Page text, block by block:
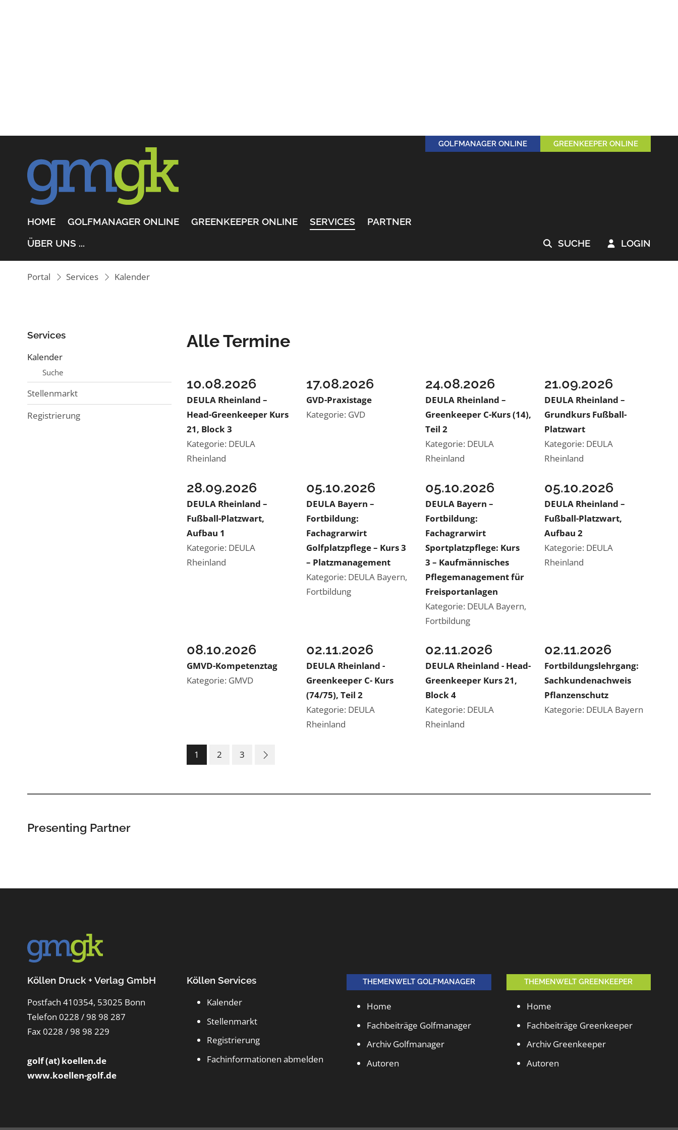
GOLFMANAGER ONLINE GREENKEEPER ONLINE
HOME GOLFMANAGER ONLINE GREENKEEPER ONLINE SERVICES
PARTNER
ÜBER UNS ...
 SUCHE  LOGIN
Portal Services Kalender
Alle Termine
10.08.2026
DEULA Rheinland –
Head-Greenkeeper Kurs
21, Block 3
Kategorie: DEULA
Rheinland
17.08.2026
GVD-Praxistage
Kategorie: GVD
24.08.2026
DEULA Rheinland –
Greenkeeper C-Kurs (14),
Teil 2
Kategorie: DEULA
Rheinland
21.09.2026
DEULA Rheinland –
Grundkurs Fußball-
Platzwart
Kategorie: DEULA
Rheinland
28.09.2026
DEULA Rheinland –
Fußball-Platzwart,
Aufbau 1
Kategorie: DEULA
Rheinland
05.10.2026
DEULA Bayern –
Fortbildung:
Fachagrarwirt
Golfplatzpflege – Kurs 3
– Platzmanagement
Kategorie: DEULA Bayern,
Fortbildung
05.10.2026
DEULA Bayern –
Fortbildung:
Fachagrarwirt
Sportplatzpflege: Kurs
3 – Kaufmännisches
Pflegemanagement für
Freisportanlagen
Kategorie: DEULA Bayern,
Fortbildung
05.10.2026
DEULA Rheinland –
Fußball-Platzwart,
Aufbau 2
Kategorie: DEULA
Rheinland
08.10.2026
GMVD-Kompetenztag
Kategorie: GMVD
02.11.2026
DEULA Rheinland -
Greenkeeper C- Kurs
(74/75), Teil 2
Kategorie: DEULA
Rheinland
02.11.2026
DEULA Rheinland - Head-
Greenkeeper Kurs 21,
Block 4
Kategorie: DEULA
Rheinland
02.11.2026
Fortbildungslehrgang:
Sachkundenachweis
Pflanzenschutz
Kategorie: DEULA Bayern
1 2 3
Services
Kalender
Suche
Stellenmarkt
Registrierung
Presenting Partner
Köllen Druck + Verlag GmbH
Postfach 410354, 53025 Bonn
Telefon 0228 / 98 98 287
Fax 0228 / 98 98 229
golf (at) koellen.de
www.koellen-golf.de
Köllen Services
Kalender
Stellenmarkt
Registrierung
Fachinformationen abmelden
THEMENWELT GOLFMANAGER
Home
Fachbeiträge Golfmanager
Archiv Golfmanager
Autoren
THEMENWELT GREENKEEPER
Home
Fachbeiträge Greenkeeper
Archiv Greenkeeper
Autoren